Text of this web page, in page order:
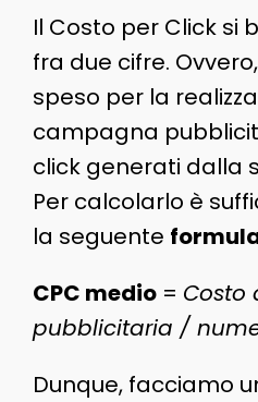
Il Costo per Click si
fra due cifre.
speso per la
campagna
click generati dalla
Per calcolarlo è
la seguente
CPC medio = Costo
pubblicitaria /
Dunque, facciamo